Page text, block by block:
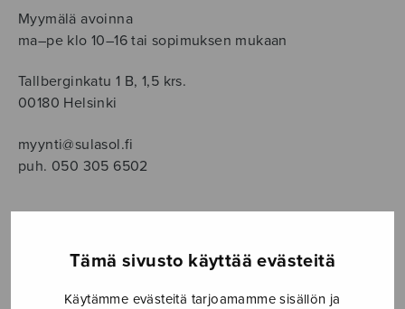
Tämä sivusto käyttää evästeitä
Käytämme evästeitä tarjoamamme sisällön ja
Myymälä avoinna
ma–pe klo 10–16 tai sopimuksen mukaan
Tallberginkatu 1 B, 1,5 krs.
00180 Helsinki
myynti@sulasol.fi
puh. 050 305 6502